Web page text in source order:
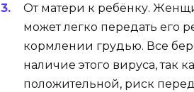
От матери к ребёнку.
может легко передать его
кормлении грудью. Все
наличие этого вируса, так
положительной, риск